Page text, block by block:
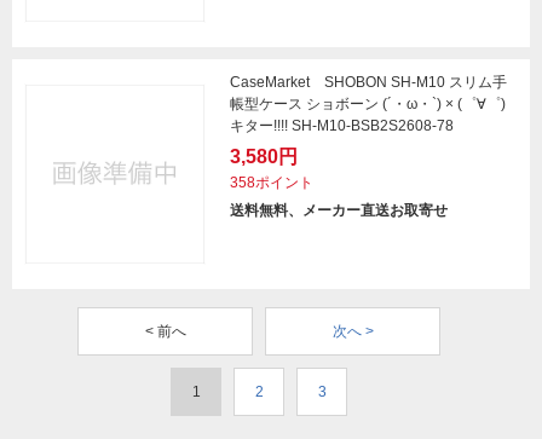
CaseMarket SHOBON SH-M10 スリム手
帳型ケース ショボーン (´・ω・`) × (゜∀゜)
キター!!!! SH-M10-BSB2S2608-78
3,580円
358ポイント
送料無料、メーカー直送お取寄せ
< 前へ 次へ >
1 2 3